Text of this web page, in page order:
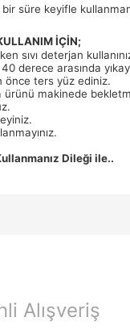
süre keyifle
İÇİN;
sıvı deterjan
derece arasında
önce ters yüz ediniz.
ürünü makinede
Dileği ile..
Alışveriş